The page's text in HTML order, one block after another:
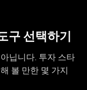
구 선택하기
닙니다. 투자 스타
볼 만한 몇 가지